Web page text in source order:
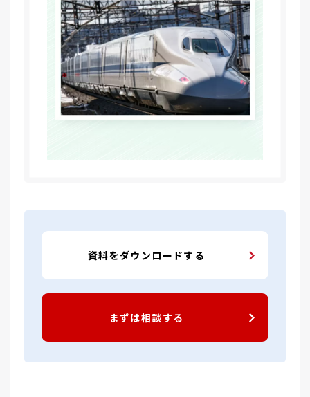
資料をダウンロードする
まずは相談する